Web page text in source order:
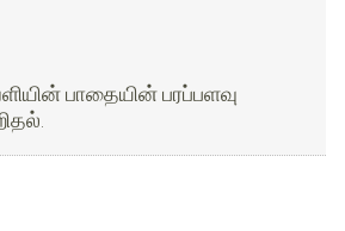
பாதையின் பரப்பளவு